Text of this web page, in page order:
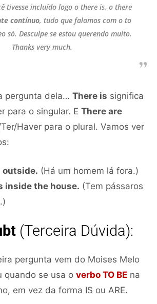
tivesse incluído logo o there is, o there
contínuo, tudo que falamos com o to
só. Desculpe se estou querendo muito.
Thanks very much.
pergunta dela… There is significa
para o singular. E There are
Haver para o plural. Vamos ver
outside. (Há um homem lá fora.)
inside the house. (Tem pássaros
(Terceira Dúvida):
pergunta vem do Moises Melo
quando se usa o verbo TO BE na
em vez da forma IS ou ARE.